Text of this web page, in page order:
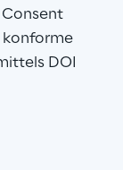
konforme
DOI